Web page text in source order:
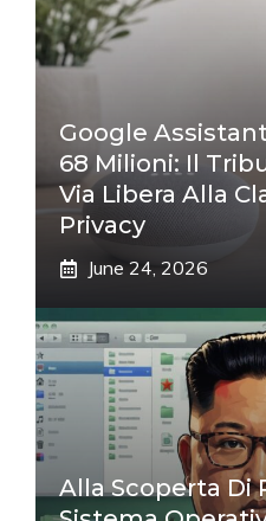
Google
68 Milioni: Il
Via Libera Alla
Privacy
June 24, 2026
Alla Scoperta Di